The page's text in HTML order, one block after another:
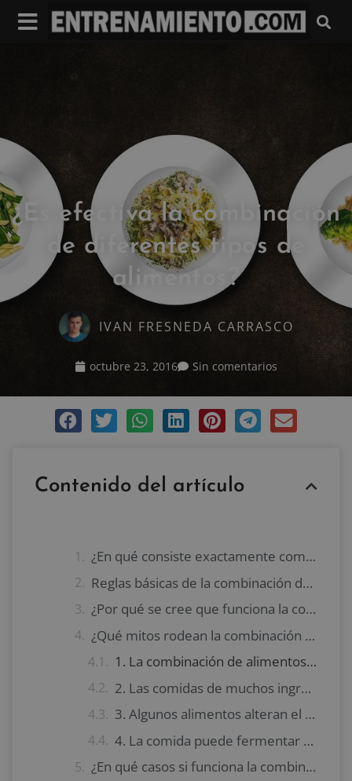
¿Es efectiva la combinación
de diferentes tipos de
alimentos?
IVAN FRESNEDA CARRASCO
octubre 23, 2016 Sin comentarios
Contenido del artículo
¿En qué consiste exactamente combinar alimentos?
Reglas básicas de la combinación de alimentos
¿Por qué se cree que funciona la combinación de alimentos?
¿Qué mitos rodean la combinación de alimentos?
1. La combinación de alimentos promueve la pérdida peso
2. Las comidas de muchos ingredientes son perjudiciales para digerir
3. Algunos alimentos alteran el pH
4. La comida puede fermentar en el estómago
¿En qué casos si funciona la combinación de alimentos?